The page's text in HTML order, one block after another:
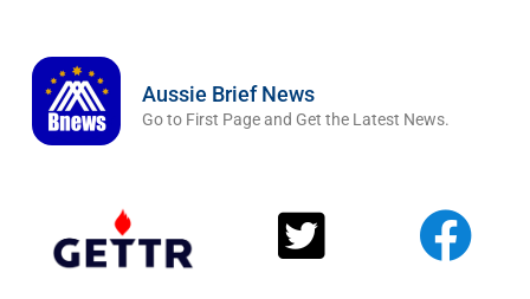
Aussie Brief News
Go to First Page and Get the Latest News.